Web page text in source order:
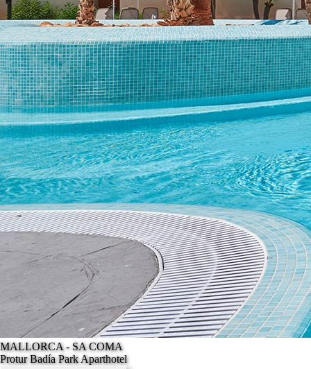
MALLORCA - SA COMA
Protur Badía Park Aparthotel